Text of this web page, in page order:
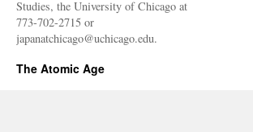
Studies, the University of Chicago at
773-702-2715 or
japanatchicago@uchicago.edu.
The Atomic Age